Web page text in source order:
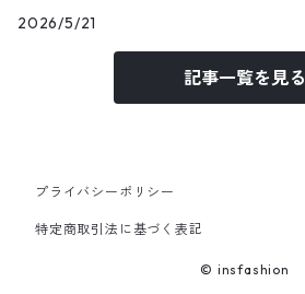
2026/5/21
記事一覧を見る
プライバシーポリシー
特定商取引法に基づく表記
© insfashion